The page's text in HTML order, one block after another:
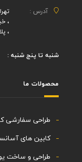
آدرس :
،
،
شنبه تا پنج شنبه :
محصولات ما
طراحی سفارشی
کابین های
طراحی و ساخت